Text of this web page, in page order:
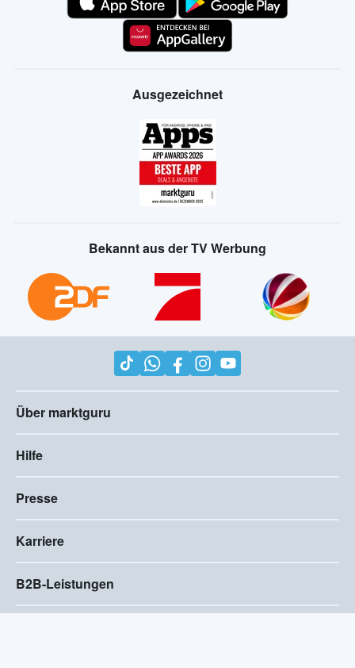
Ausgezeichnet
Bekannt aus der TV Werbung
Über marktguru
Hilfe
Presse
Karriere
B2B-Leistungen